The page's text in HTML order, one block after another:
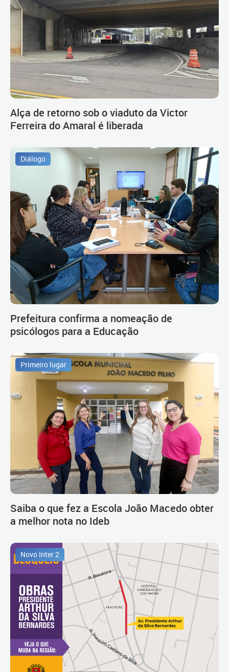
Alça de retorno sob o viaduto da Victor
Ferreira do Amaral é liberada
Diálogo
Prefeitura confirma a nomeação de
psicólogos para a Educação
Primeiro lugar
Saiba o que fez a Escola João Macedo obter
a melhor nota no Ideb
Novo Inter 2